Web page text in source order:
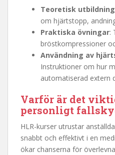
Teoretisk utbildning
om hjärtstopp,
Praktiska övningar:
bröstkompressioner
Användning av
Instruktioner om hur
automatiserad extern
Varför är det
personligt
HLR-kurser utrustar
snabbt och effektivt i en
ökar chanserna för